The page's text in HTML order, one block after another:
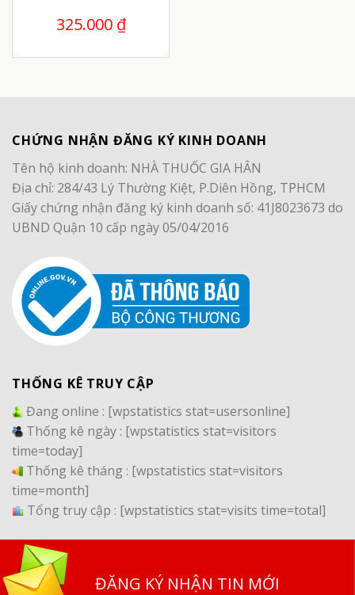
325.000 ₫
CHỨNG NHẬN ĐĂNG KÝ KINH DOANH
Tên hộ kinh doanh: NHÀ THUỐC GIA HÂN
Địa chỉ: 284/43 Lý Thường Kiệt, P.Diên Hồng, TPHCM
Giấy chứng nhận đăng ký kinh doanh số: 41J8023673 do
UBND Quận 10 cấp ngày 05/04/2016
THỐNG KÊ TRUY CẬP
Đang online : [wpstatistics stat=usersonline]
Thống kê ngày : [wpstatistics stat=visitors
time=today]
Thống kê tháng : [wpstatistics stat=visitors
time=month]
Tổng truy cập : [wpstatistics stat=visits time=total]
ĐĂNG KÝ NHẬN TIN MỚI